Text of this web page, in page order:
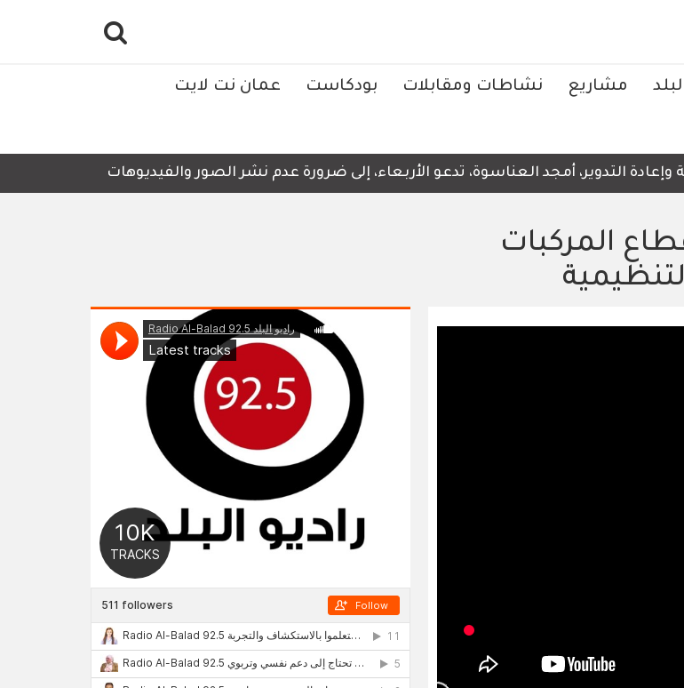
مشاريع نشاطات ومقابلات بودكاست عمان نت لايت
التدوير، أمجد العناسوة، تدعو الأربعاء، إلى ضرورة عدم نشر الصور والفيديوهات التي لا تحتوي
المركبات